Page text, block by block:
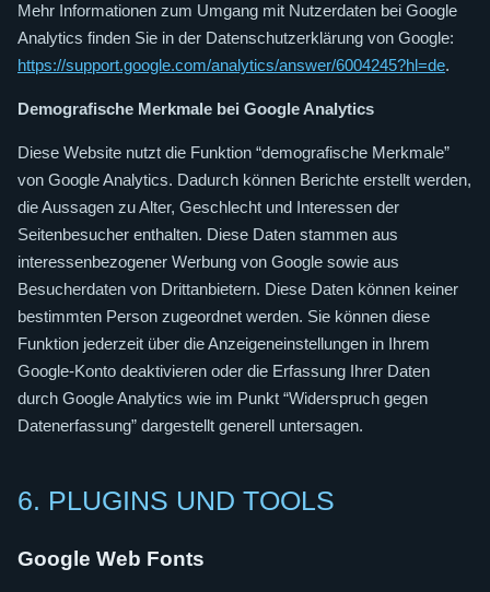
Mehr Informationen zum Umgang mit Nutzerdaten bei Google
Analytics finden Sie in der Datenschutzerklärung von Google:
https://support.google.com/analytics/answer/6004245?hl=de.
Demografische Merkmale bei Google Analytics
Diese Website nutzt die Funktion “demografische Merkmale”
von Google Analytics. Dadurch können Berichte erstellt werden,
die Aussagen zu Alter, Geschlecht und Interessen der
Seitenbesucher enthalten. Diese Daten stammen aus
interessenbezogener Werbung von Google sowie aus
Besucherdaten von Drittanbietern. Diese Daten können keiner
bestimmten Person zugeordnet werden. Sie können diese
Funktion jederzeit über die Anzeigeneinstellungen in Ihrem
Google-Konto deaktivieren oder die Erfassung Ihrer Daten
durch Google Analytics wie im Punkt “Widerspruch gegen
Datenerfassung” dargestellt generell untersagen.
6. PLUGINS UND TOOLS
Google Web Fonts